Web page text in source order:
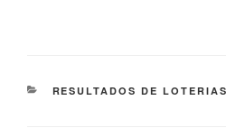
CATEGORÍAS
RESULTADOS DE